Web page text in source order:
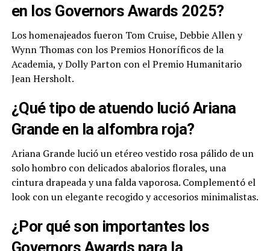
en los Governors Awards 2025?
Los homenajeados fueron Tom Cruise, Debbie Allen y
Wynn Thomas con los Premios Honoríficos de la
Academia, y Dolly Parton con el Premio Humanitario
Jean Hersholt.
¿Qué tipo de atuendo lució Ariana
Grande en la alfombra roja?
Ariana Grande lució un etéreo vestido rosa pálido de un
solo hombro con delicados abalorios florales, una
cintura drapeada y una falda vaporosa. Complementó el
look con un elegante recogido y accesorios minimalistas.
¿Por qué son importantes los